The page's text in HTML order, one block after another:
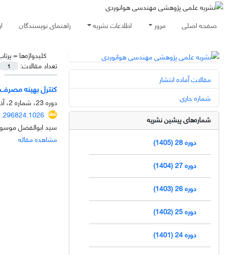
صفحه اصلی مرور اطلاعات نشریه راهنمای نویسندگان
کلیدواژه‌ها =
تعداد مقالات:
1
کنترل بهینه
دوره 23، شماره 2، آذر 1400، صفحه
سید ابوالفضل
مشاهده مقاله
مقالات آماده انتشار
شماره جاری
شماره‌های پیشین نشریه
دوره 28 (1405)
دوره 27 (1404)
دوره 26 (1403)
دوره 25 (1402)
دوره 24 (1401)